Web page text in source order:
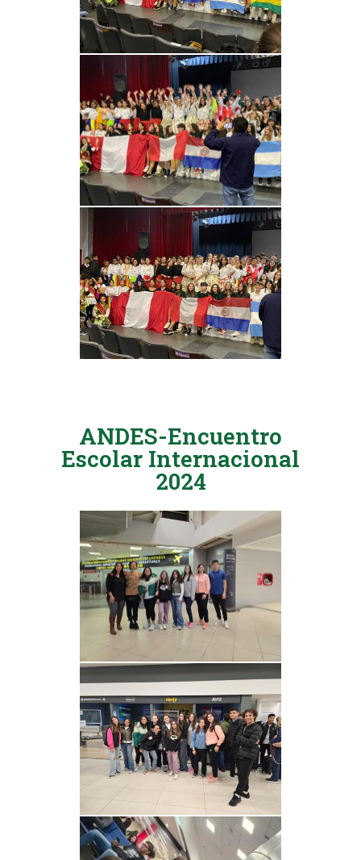
ANDES-Encuentro
Escolar Internacional
2024